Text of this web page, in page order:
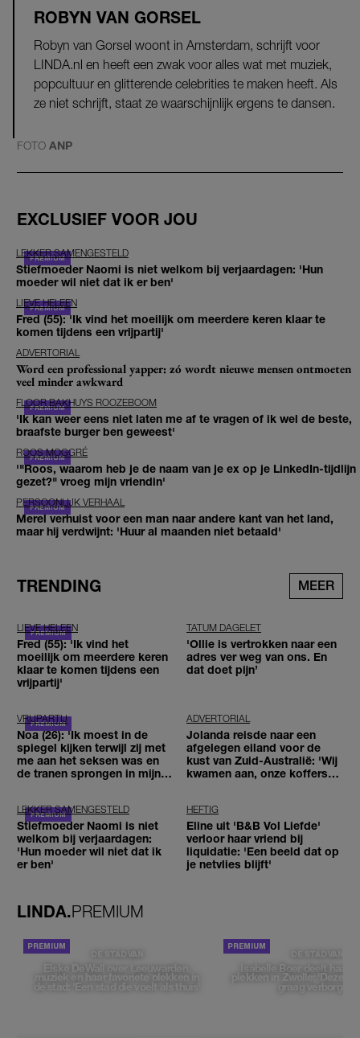
ROBYN VAN GORSEL
Robyn van Gorsel woont in Amsterdam, schrijft voor
LINDA.nl en heeft een zwak voor alles wat met muziek,
popcultuur en glitterende celebrities te maken heeft. Als
ze niet schrijft, staat ze waarschijnlijk ergens te dansen.
FOTO ANP
EXCLUSIEF VOOR JOU
LEKKER SAMENGESTELD
Stiefmoeder Naomi is niet welkom bij verjaardagen: 'Hun
moeder wil niet dat ik er ben'
LIEVE HELEEN
Fred (55): 'Ik vind het moeilijk om meerdere keren klaar te
komen tijdens een vrijpartij'
ADVERTORIAL
Word een professional yapper: zó wordt nieuwe mensen ontmoeten
veel minder awkward
FLOOR BAKHUYS ROOZEBOOM
'Ik kan weer eens niet laten me af te vragen of ik wel de beste,
braafste burger ben geweest'
ROOS MOGGRÉ
'"Roos, waarom heb je de naam van je ex op je LinkedIn-tijdlijn
gezet?" vroeg mijn vriendin'
PERSOONLIJK VERHAAL
Merel verhuist voor een man naar andere kant van het land,
maar hij verdwijnt: 'Huur al maanden niet betaald'
TRENDING MEER
LIEVE HELEEN
Fred (55): 'Ik vind het
moeilijk om meerdere keren
klaar te komen tijdens een
vrijpartij'
TATUM DAGELET
'Ollie is vertrokken naar een
adres ver weg van ons. En
dat doet pijn’
VRIJPARTIJ
Noa (26): 'Ik moest in de
spiegel kijken terwijl zij met
me aan het seksen was en
de tranen sprongen in mijn
ADVERTORIAL
Jolanda reisde naar een
afgelegen eiland voor de
kust van Zuid-Australië: 'Wij
kwamen aan, onze koffers
LEKKER SAMENGESTELD
Stiefmoeder Naomi is niet
welkom bij verjaardagen:
'Hun moeder wil niet dat ik
er ben'
HEFTIG
Eline uit 'B&B Vol Liefde'
verloor haar vriend bij
liquidatie: 'Een beeld dat op
je netvlies blijft'
LINDA.PREMIUM
DE STAD VAN
Elske DeWall over Leeuwarden,
muziek en haar favoriete plekken in
de stad: 'Een stad die voelt als thuis'
DE STAD VAN
Isabelle Boer deelt haar
plekken in Zwolle: 'Deze
graag verborgen'